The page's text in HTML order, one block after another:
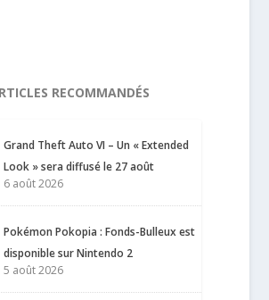
RECOMMANDÉS
Grand Theft Auto VI – Un « Extended
Look » sera diffusé le 27 août
6 août 2026
Pokémon Pokopia : Fonds-Bulleux est
disponible sur Nintendo 2
5 août 2026